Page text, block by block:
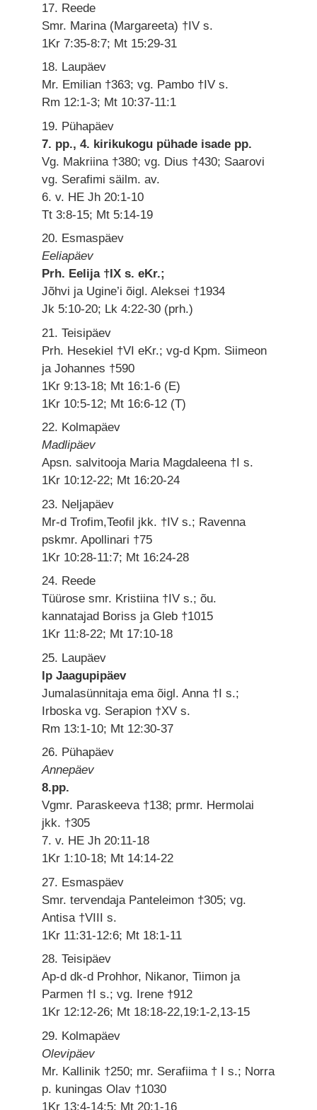
17. Reede
Smr. Marina (Margareeta) †IV s.
1Kr 7:35-8:7; Mt 15:29-31
18. Laupäev
Mr. Emilian †363; vg. Pambo †IV s.
Rm 12:1-3; Mt 10:37-11:1
19. Pühapäev
7. pp., 4. kirikukogu pühade isade pp.
Vg. Makriina †380; vg. Dius †430; Saarovi
vg. Serafimi säilm. av.
6. v. HE Jh 20:1-10
Tt 3:8-15; Mt 5:14-19
20. Esmaspäev
Eeliapäev
Prh. Eelija †IX s. eKr.;
Jõhvi ja Ugine’i õigl. Aleksei †1934
Jk 5:10-20; Lk 4:22-30 (prh.)
21. Teisipäev
Prh. Hesekiel †VI eKr.; vg-d Kpm. Siimeon
ja Johannes †590
1Kr 9:13-18; Mt 16:1-6 (E)
1Kr 10:5-12; Mt 16:6-12 (T)
22. Kolmapäev
Madlipäev
Apsn. salvitooja Maria Magdaleena †I s.
1Kr 10:12-22; Mt 16:20-24
23. Neljapäev
Mr-d Trofim,Teofil jkk. †IV s.; Ravenna
pskmr. Apollinari †75
1Kr 10:28-11:7; Mt 16:24-28
24. Reede
Tüürose smr. Kristiina †IV s.; õu.
kannatajad Boriss ja Gleb †1015
1Kr 11:8-22; Mt 17:10-18
25. Laupäev
lp Jaagupipäev
Jumalasünnitaja ema õigl. Anna †I s.;
Irboska vg. Serapion †XV s.
Rm 13:1-10; Mt 12:30-37
26. Pühapäev
Annepäev
8.pp.
Vgmr. Paraskeeva †138; prmr. Hermolai
jkk. †305
7. v. HE Jh 20:11-18
1Kr 1:10-18; Mt 14:14-22
27. Esmaspäev
Smr. tervendaja Panteleimon †305; vg.
Antisa †VIII s.
1Kr 11:31-12:6; Mt 18:1-11
28. Teisipäev
Ap-d dk-d Prohhor, Nikanor, Tiimon ja
Parmen †I s.; vg. Irene †912
1Kr 12:12-26; Mt 18:18-22,19:1-2,13-15
29. Kolmapäev
Olevipäev
Mr. Kallinik †250; mr. Serafiima † I s.; Norra
p. kuningas Olav †1030
1Kr 13:4-14:5; Mt 20:1-16